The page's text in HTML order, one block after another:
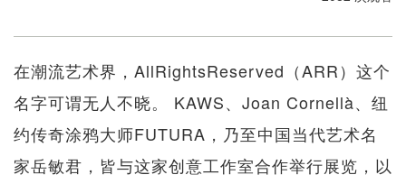
在潮流艺术界，AllRightsReserved（ARR）这个
名字可谓无人不晓。 KAWS、Joan Cornellà、纽
约传奇涂鸦大师FUTURA，乃至中国当代艺术名
家岳敏君，皆与这家创意工作室合作举行展览，以